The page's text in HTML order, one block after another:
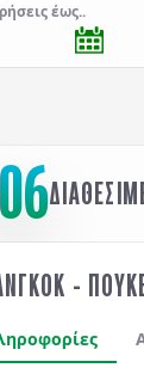
έως..
-